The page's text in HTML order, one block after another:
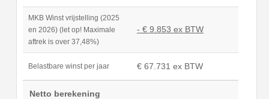
MKB Winst vrijstelling (2025
en 2026) (let op! Maximale
aftrek is over 37,48%)
- € 9.853 ex BTW
Belastbare winst per jaar € 67.731 ex BTW
Netto berekening